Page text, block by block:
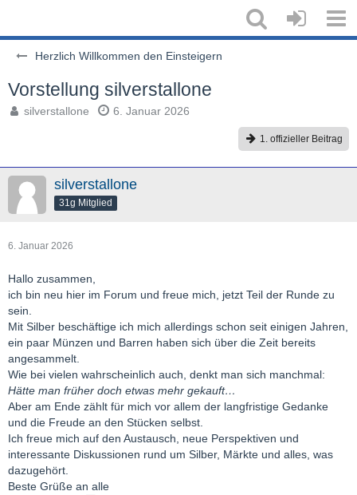
Herzlich Willkommen den Einsteigern
Vorstellung silverstallone
silverstallone 6. Januar 2026
1. offizieller Beitrag
silverstallone
31g Mitglied
6. Januar 2026
Hallo zusammen,
ich bin neu hier im Forum und freue mich, jetzt Teil der Runde zu
sein.
Mit Silber beschäftige ich mich allerdings schon seit einigen Jahren,
ein paar Münzen und Barren haben sich über die Zeit bereits
angesammelt.
Wie bei vielen wahrscheinlich auch, denkt man sich manchmal:
Hätte man früher doch etwas mehr gekauft…
Aber am Ende zählt für mich vor allem der langfristige Gedanke
und die Freude an den Stücken selbst.
Ich freue mich auf den Austausch, neue Perspektiven und
interessante Diskussionen rund um Silber, Märkte und alles, was
dazugehört.
Beste Grüße an alle